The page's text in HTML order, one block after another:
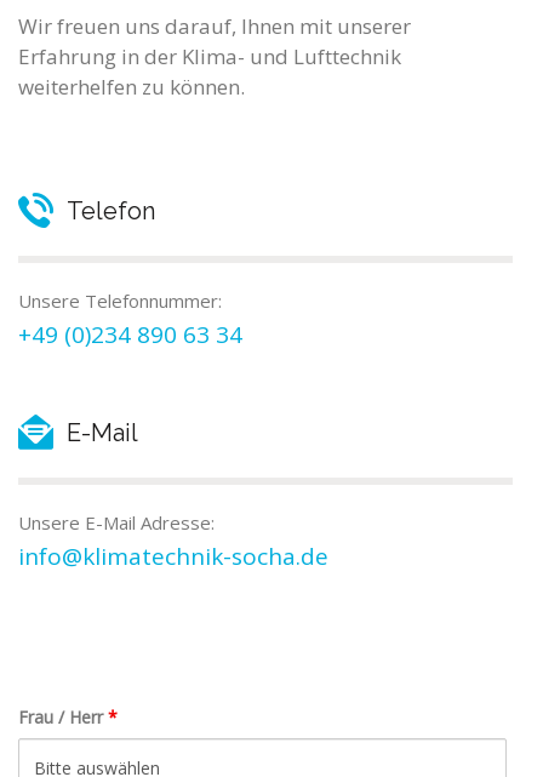
Wir freuen uns darauf, Ihnen mit unserer
Erfahrung in der Klima- und Lufttechnik
weiterhelfen zu können.
Telefon
Unsere Telefonnummer:
+49 (0)234 890 63 34
E-Mail
Unsere E-Mail Adresse:
info@klimatechnik-socha.de
Frau / Herr*